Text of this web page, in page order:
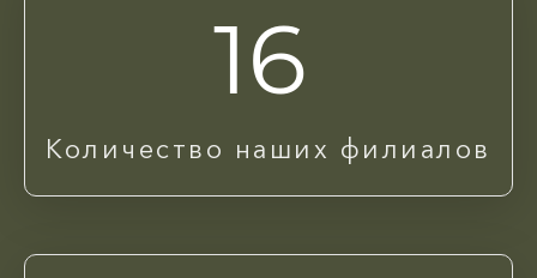
16
Количество наших филиалов